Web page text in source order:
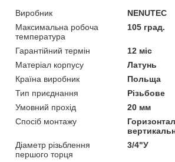
Виробник
NENUTEC
Максимальна робоча
температура
105 град.
Гарантійний термін
12 міс
Матеріал корпусу
Латунь
Країна виробник
Польща
Тип приєднання
Різьбове
Умовний прохід
20 мм
Спосіб монтажу
Діаметр різьблення
першого торця
3/4"У